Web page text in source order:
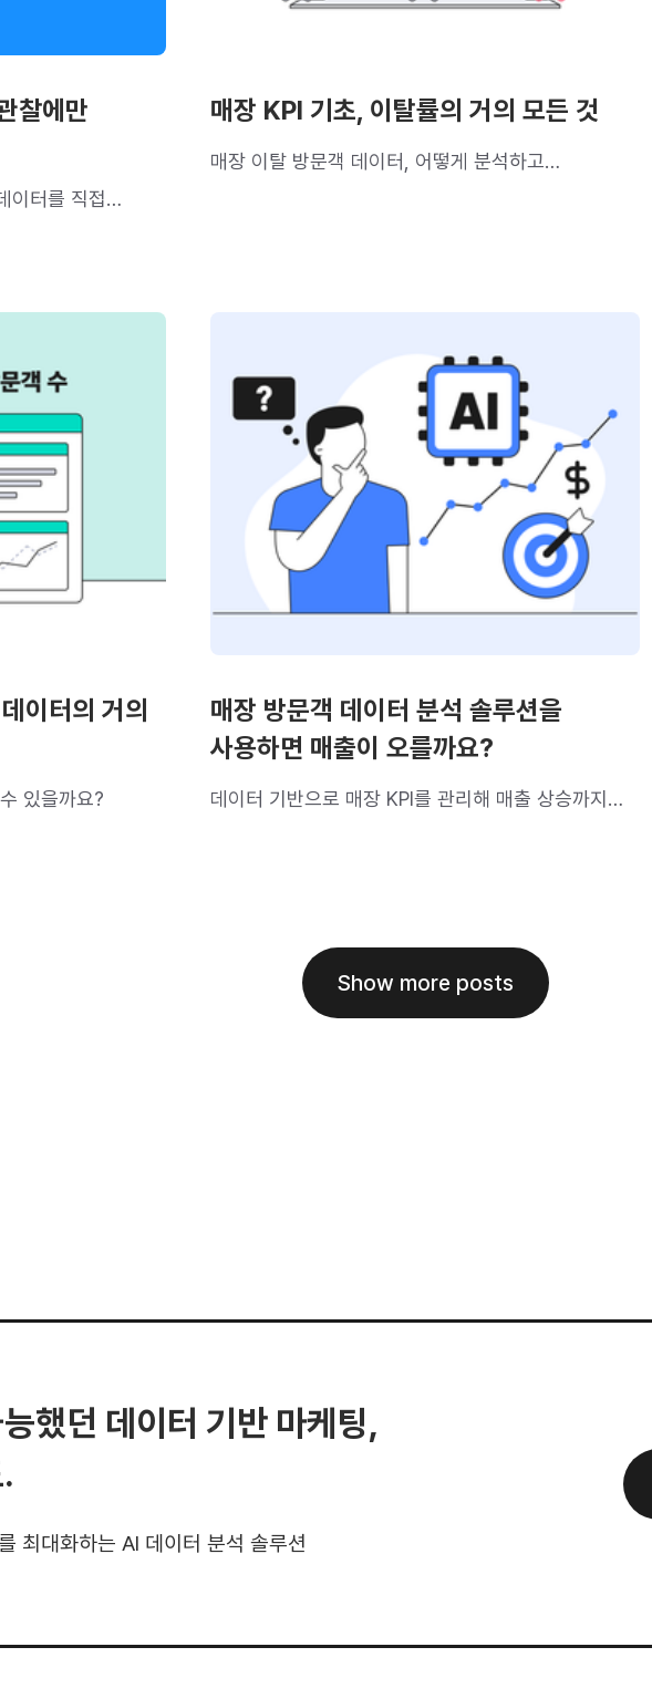
찰에만
이터를 직접
매장 KPI 기초, 이탈률의 거의 모든 것
매장 이탈 방문객 데이터, 어떻게 분석하고
이터의 거의
있을까요?
매장 방문객 데이터 분석 솔루션을
사용하면 매출이 오를까요?
데이터 기반으로 매장 KPI를 관리해 매출 상승까지
Show more posts
했던 데이터 기반 마케팅,
최대화하는 AI 데이터 분석 솔루션